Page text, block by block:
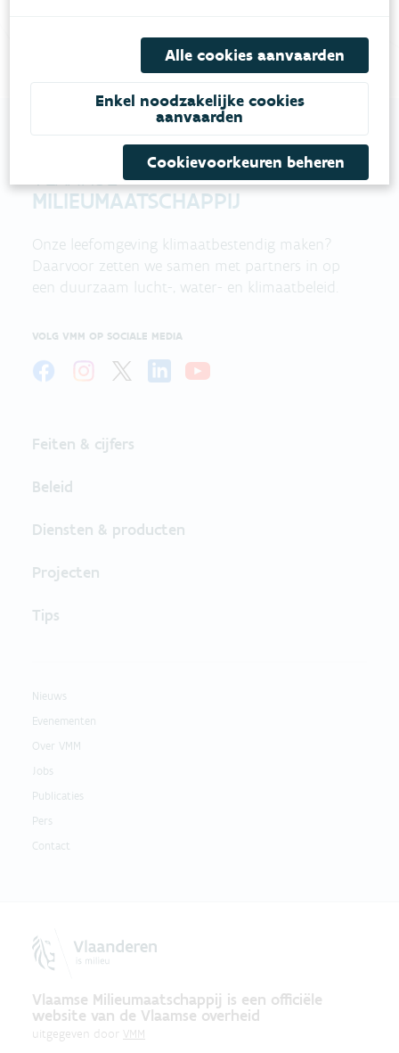
VLAAMSE
MILIEUMAATSCHAPPIJ
Onze leefomgeving klimaatbestendig maken?
Daarvoor zetten we samen met partners in op
een duurzaam lucht-, water- en klimaatbeleid.
VOLG VMM OP SOCIALE MEDIA
Feiten & cijfers
Beleid
Diensten & producten
Projecten
Tips
Nieuws
Evenementen
Over VMM
Jobs
Publicaties
Pers
Contact
Vlaamse Milieumaatschappij is een officiële
website van de Vlaamse overheid
uitgegeven door VMM
Alle cookies aanvaarden
Enkel noodzakelijke cookies
aanvaarden
Cookievoorkeuren beheren